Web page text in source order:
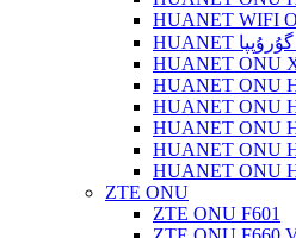
HUANET WIFI
HUANET ONU
HUANET ONU
HUANET ONU
HUANET ONU
HUANET ONU
HUANET ONU
ZTE ONU
ZTE ONU F601